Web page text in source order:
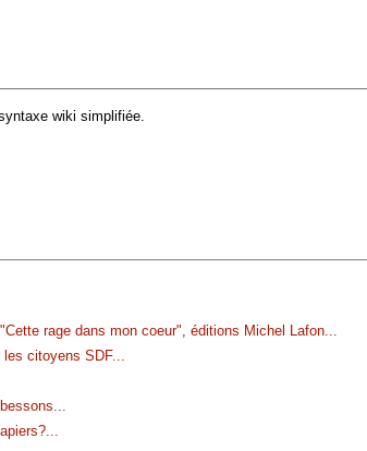
wiki simplifiée.
rage dans mon coeur", éditions Michel Lafon...
les citoyens SDF...
...
...